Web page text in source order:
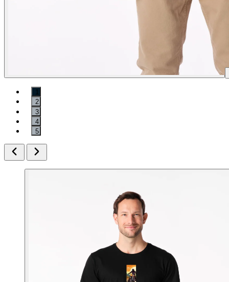
1
2
3
4
5